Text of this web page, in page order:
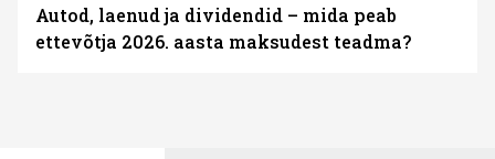
Autod, laenud ja dividendid – mida peab
ettevõtja 2026. aasta maksudest teadma?